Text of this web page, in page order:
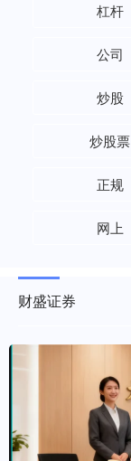
杠杆
公司
炒股
炒股票
正规
网上
财盛证券